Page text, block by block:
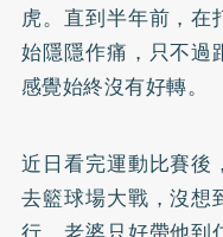
虎。直到半年前，在
始隱隱作痛，只不過
感覺始終沒有好轉。
近日看完運動比賽後
去籃球場大戰，沒想